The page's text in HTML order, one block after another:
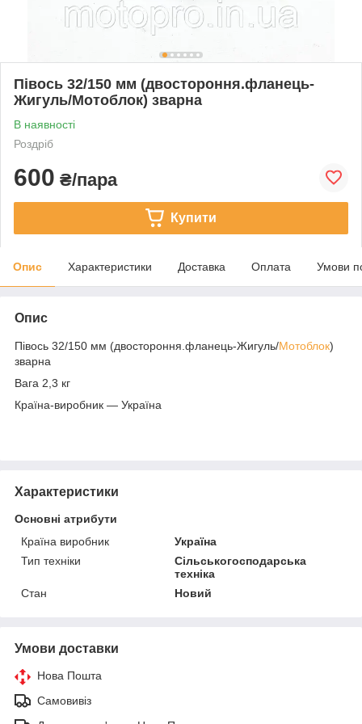
Півось 32/150 мм (двостороння.фланець-
Жигуль/Мотоблок) зварна
В наявності
Роздріб
600 ₴/пара
Купити
Опис Характеристики Доставка Оплата Умови
Опис
Півось 32/150 мм (двостороння.фланець-Жигуль/Мотоблок)
зварна
Вага 2,3 кг
Країна-виробник — Україна
Характеристики
Основні атрибути
Країна виробник
Україна
Тип техніки
Сільськогосподарська
техніка
Стан
Новий
Умови доставки
Нова Пошта
Самовивіз